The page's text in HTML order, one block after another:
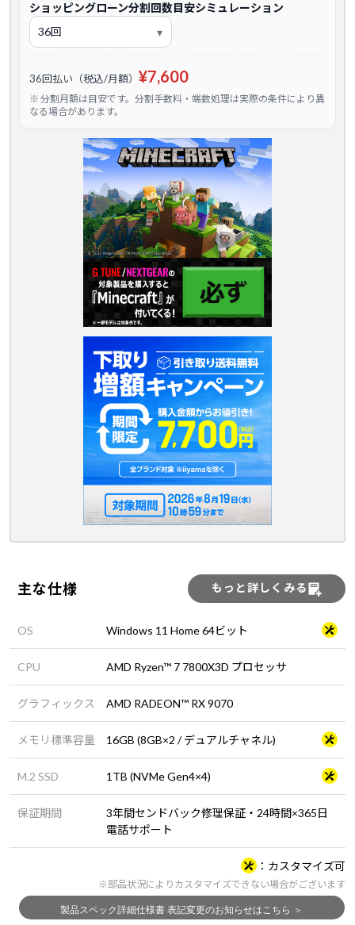
ショッピングローン分割回数目安シミュレーション
36回払い（税込/月額） ¥7,600
※ 分割月額は目安です。分割手数料・端数処理は実際の条件により異
なる場合があります。
主な仕様 もっと詳しくみる
OS Windows 11 Home 64ビット
CPU AMD Ryzen™ 7 7800X3D プロセッサ
グラフィックス AMD RADEON™ RX 9070
メモリ標準容量 16GB (8GB×2 / デュアルチャネル)
M.2 SSD 1TB (NVMe Gen4×4)
保証期間
3年間センドバック修理保証・24時間×365日
電話サポート
カスタマイズ可
※部品状況によりカスタマイズできない場合がございます